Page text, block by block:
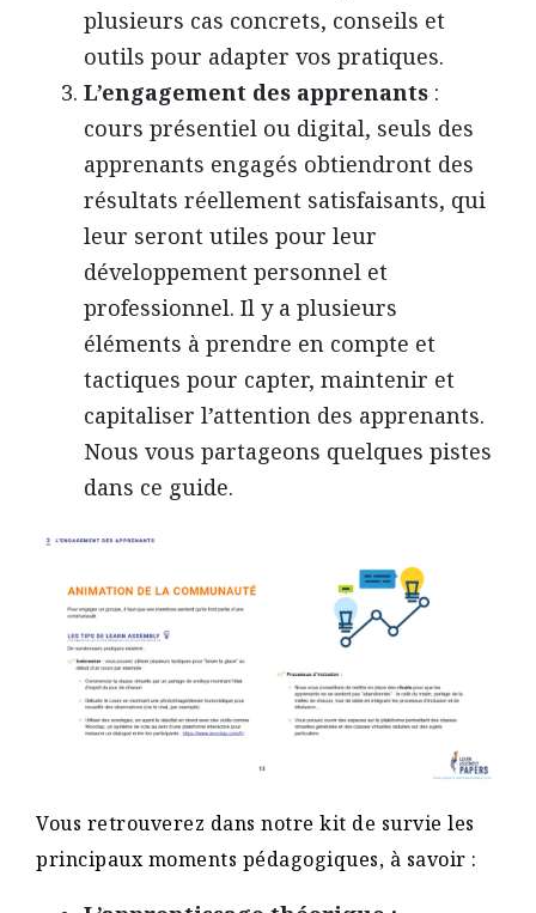
plusieurs cas concrets, conseils et
outils pour adapter vos pratiques.
L’engagement des apprenants :
cours présentiel ou digital, seuls des
apprenants engagés obtiendront des
résultats réellement satisfaisants, qui
leur seront utiles pour leur
développement personnel et
professionnel. Il y a plusieurs
éléments à prendre en compte et
tactiques pour capter, maintenir et
capitaliser l’attention des apprenants.
Nous vous partageons quelques pistes
dans ce guide.
Vous retrouverez dans notre kit de survie les
principaux moments pédagogiques, à savoir :